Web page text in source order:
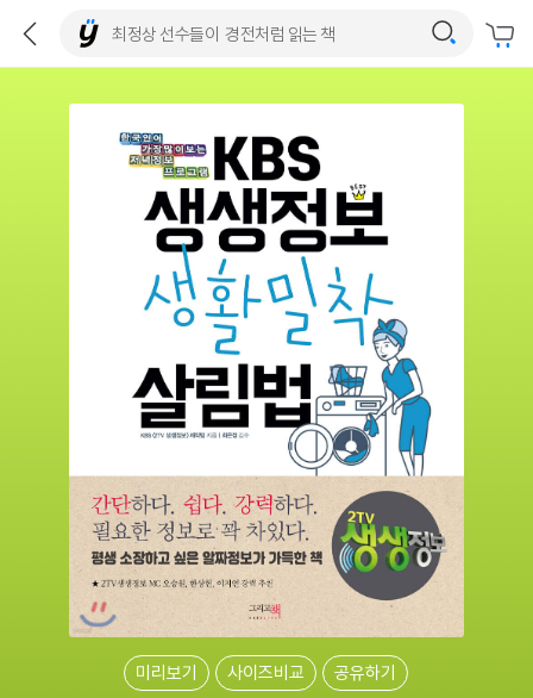
미리보기 사이즈비교 공유하기